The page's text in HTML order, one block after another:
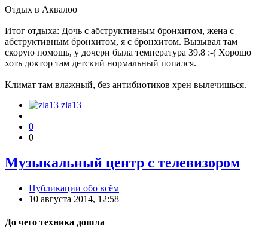
Отдых в Аквалоо
Итог отдыха: Дочь с абструктивным бронхитом, жена с
абструктивным бронхитом, я с бронхитом. Вызывал там
скорую помощь, у дочери была температура 39.8 :-( Хорошо
хоть доктор там детский нормальный попался.
Климат там влажный, без антибиотиков хрен вылечишься.
zla13
0
0
Музыкальный центр с телевизором
Публикации обо всём
10 августа 2014, 12:58
До чего техника дошла